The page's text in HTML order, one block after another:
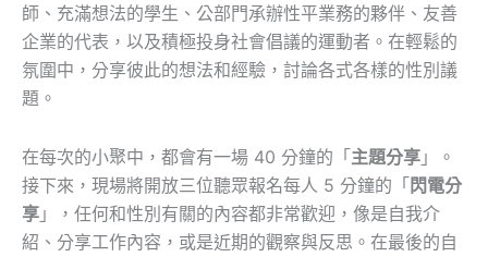
師、充滿想法的學生、公部門承辦性平業務的夥伴、友善
企業的代表，以及積極投身社會倡議的運動者。在輕鬆的
氛圍中，分享彼此的想法和經驗，討論各式各樣的性別議
題。
在每次的小聚中，都會有一場 40 分鐘的「主題分享 」。
接下來，現場將開放三位聽眾報名每人 5 分鐘的「閃電分
享 」，任何和性別有關的內容都非常歡迎，像是自我介
紹、分享工作內容，或是近期的觀察與反思。在最後的自